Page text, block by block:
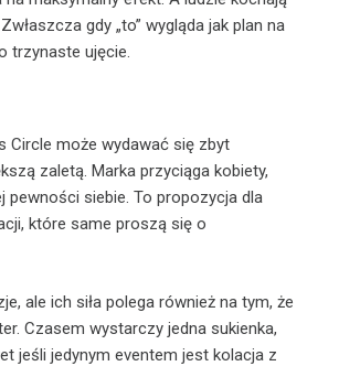
gdy „to” wygląda jak plan na
trzynaste ujęcie.
Circle może wydawać się zbyt
zaletą. Marka przyciąga kobiety,
siebie. To propozycja dla
które same proszą się o
ale ich siła polega również na tym, że
Czasem wystarczy jedna sukienka,
jeśli jedynym eventem jest kolacja z